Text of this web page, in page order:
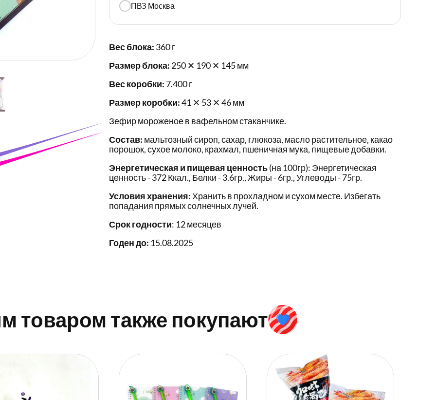
ПВЗ Москва
Вес блока: 360 г
Размер блока: 250 ✕ 190 ✕ 145 мм
Вес коробки: 7.400 г
Размер коробки:41 ✕ 53 ✕ 46 мм
Зефир мороженое в вафельном стаканчике.
Состав: мальтозный сироп, сахар, глюкоза, масло растительное, какао
порошок, сухое молоко, крахмал, пшеничная мука, пищевые добавки.
Энергетическая и пищевая ценность(на 100гр): Энергетическая
ценность - 372 Ккал., Белки - 3.6гр., Жиры - 6гр., Углеводы - 75гр.
Условия хранения: Хранить в прохладном и сухом месте. Избегать
попадания прямых солнечных лучей.
Срок годности: 12 месяцев
Годен до: 15.08.2025
товаром также покупают